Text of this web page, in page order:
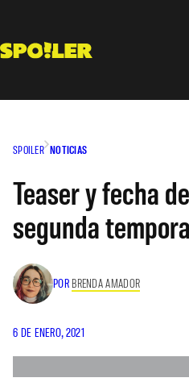
contenido
SPOILER NOTICIAS
Teaser y fecha
segunda
POR BRENDA AMADOR
6 DE ENERO, 2021